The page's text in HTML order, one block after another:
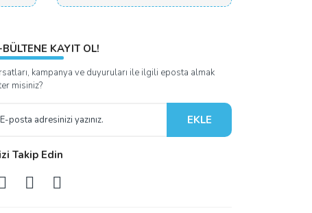
BÜLTENE KAYIT OL!
kampanya ve duyuruları ile ilgili eposta almak
misiniz?
EKLE
Takip Edin